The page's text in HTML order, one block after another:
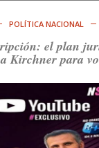
POLÍTICA NACIONAL
el plan
Kirchner para